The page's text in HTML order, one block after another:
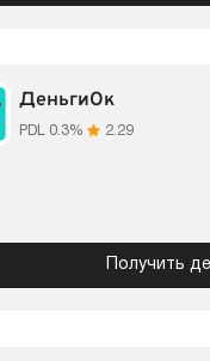
ДеньгиОк
PDL 0.3% 2.29
Получить